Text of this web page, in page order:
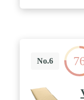
ドが飛躍的に
レタン全体に
８cmまで膨ら
気が入った状
気を抜いて頂
す。) / ✅ 【連
No.6